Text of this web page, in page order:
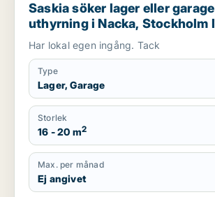
Saskia söker lager eller
uthyrning i Nacka, Stockholm
eller Södermalm m.fl.
Har lokal egen ingång. Tack
Type
Lager, Garage
Storlek
16 - 20 m2
Max. per månad
Ej angivet